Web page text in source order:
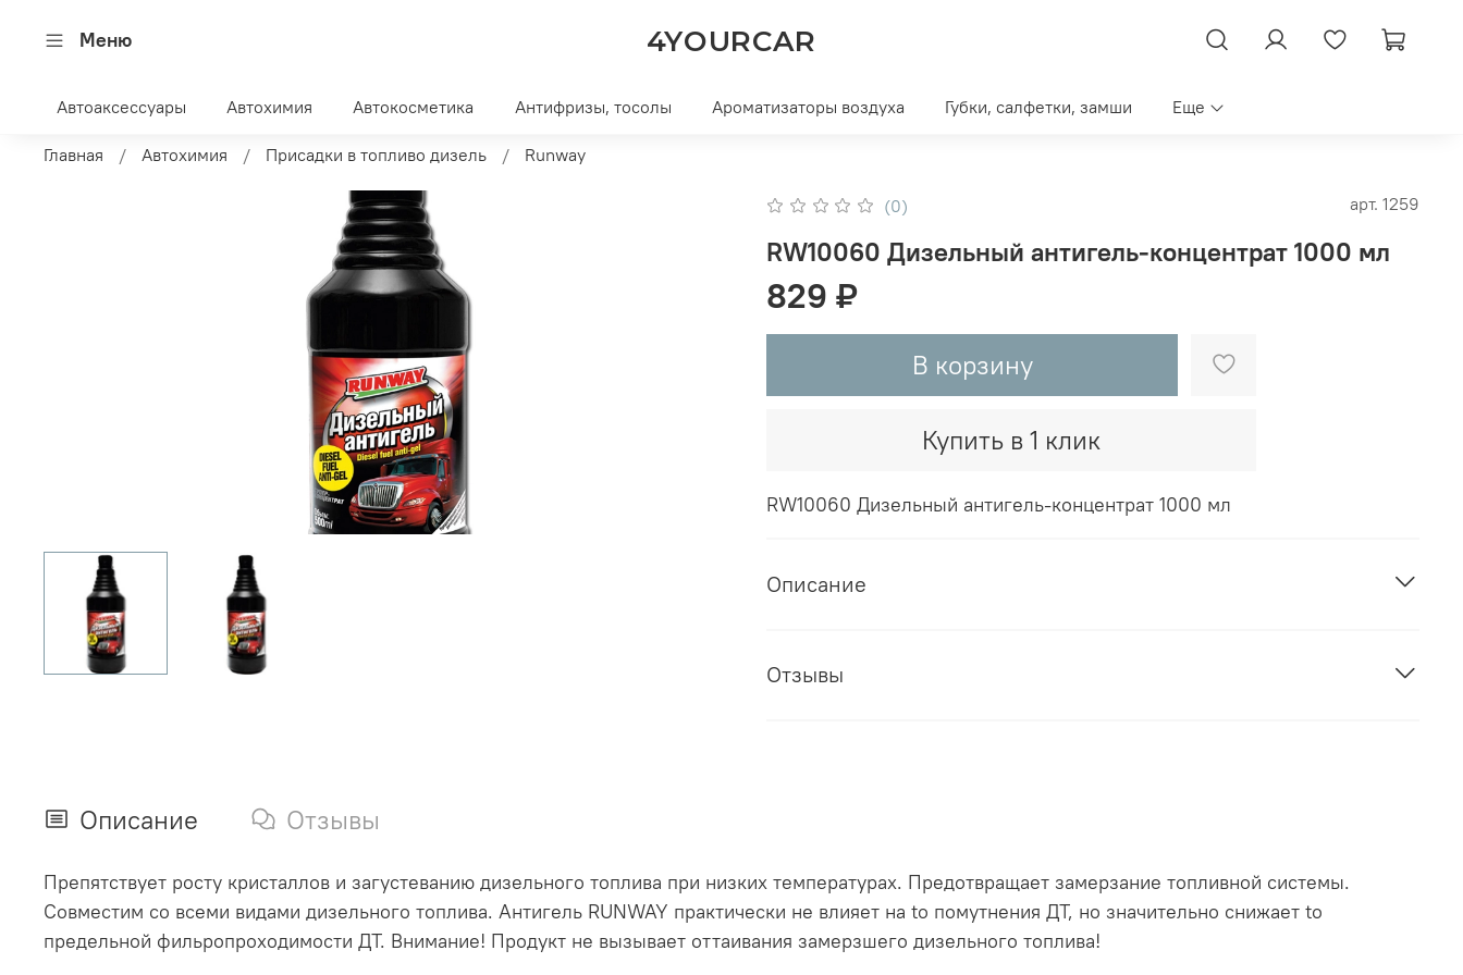
Меню 4YOURCAR
Автоаксессуары Автохимия Автокосметика Антифризы, тосолы Ароматизаторы воздуха Губки, салфетки, замши Еще
Главная Автохимия Присадки в топливо дизель Runway
(0) арт. 1259
RW10060 Дизельный антигель-концентрат 1000 мл
829 ₽
В корзину
Купить в 1 клик
RW10060 Дизельный антигель-концентрат 1000 мл
Описание
Отзывы
Описание Отзывы
Препятствует росту кристаллов и загустеванию дизельного топлива при низких температурах. Предотвращает замерзание топливной системы.
Совместим со всеми видами дизельного топлива. Антигель RUNWAY практически не влияет на tо помутнения ДТ, но значительно снижает tо
предельной фильропроходимости ДТ. Внимание! Продукт не вызывает оттаивания замерзшего дизельного топлива!